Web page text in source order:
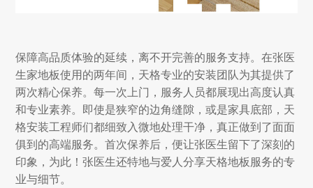
保障高品质体验的延续，离不开完善的服务支持。在张医
生家地板使用的两年间，天格专业的安装团队为其提供了
两次精心保养。每一次上门，服务人员都展现出高度认真
和专业素养。即使是狭窄的边角缝隙，或是家具底部，天
格安装工程师们都细致入微地处理干净，真正做到了面面
俱到的高端服务。首次保养后，便让张医生留下了深刻的
印象，为此！张医生还特地与爱人分享天格地板服务的专
业与细节。